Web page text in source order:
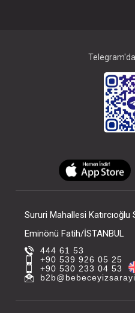
Telegram'da
Sururi Mahallesi
Eminönü Fatih/İSTANBUL
444 61 53
+90 539 926 05 25
+90 530 233 04 53